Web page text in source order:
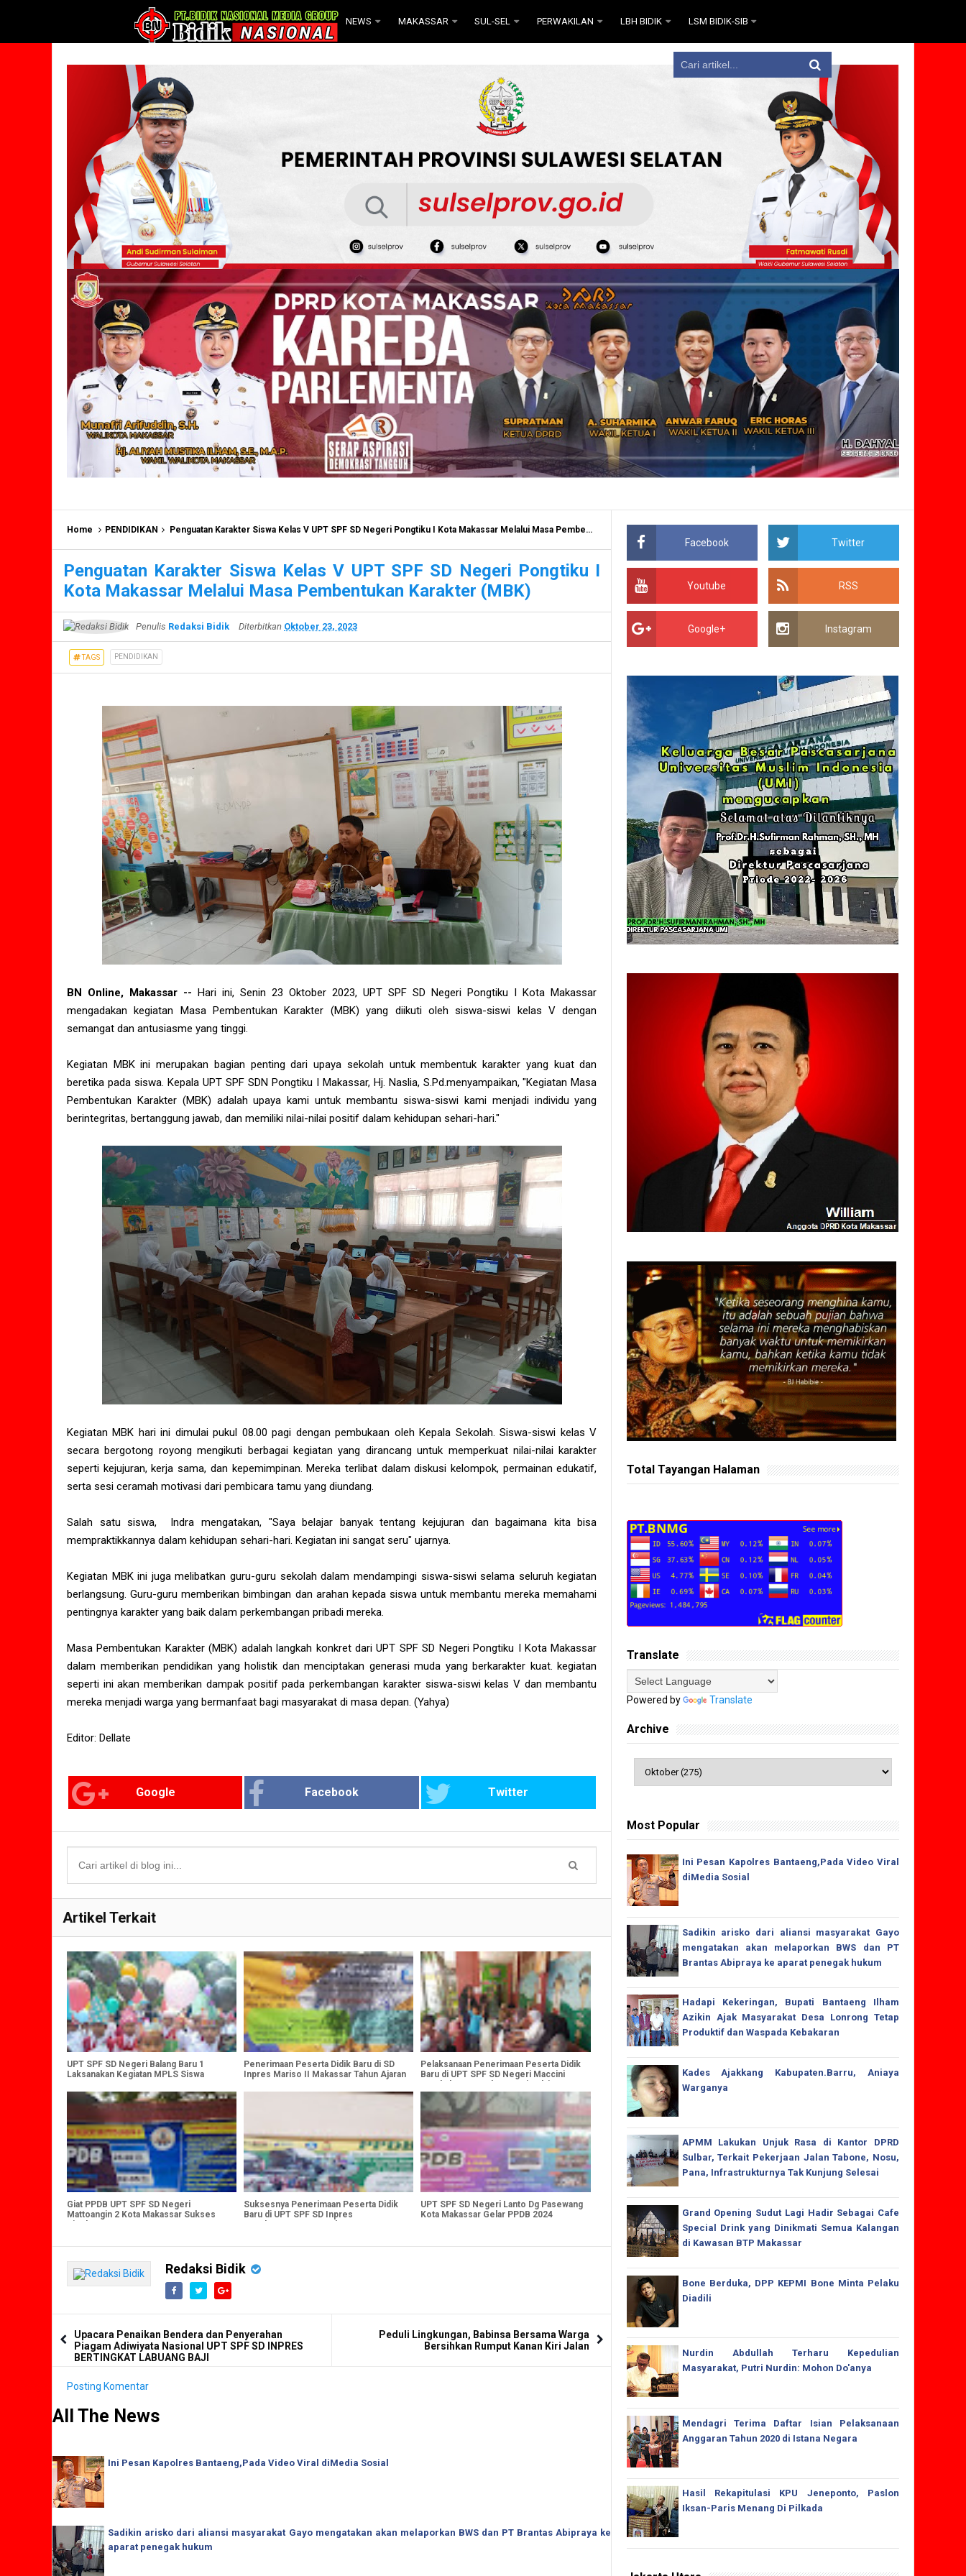
NEWS MAKASSAR SUL-SEL PERWAKILAN LBH BIDIK LSM BIDIK-SIB
Home PENDIDIKAN Penguatan Karakter Siswa Kelas V UPT SPF SD Negeri Pongtiku I Kota Makassar Melalui Masa Pembentukan Karakter (MBK)
Penguatan Karakter Siswa Kelas V UPT SPF SD Negeri Pongtiku I
Kota Makassar Melalui Masa Pembentukan Karakter (MBK)
Penulis Redaksi Bidik Diterbitkan Oktober 23, 2023
TAGS PENDIDIKAN
BN Online, Makassar --Hari ini, Senin 23 Oktober 2023, UPT SPF SD Negeri Pongtiku I Kota Makassar
mengadakan kegiatan Masa Pembentukan Karakter (MBK) yang diikuti oleh siswa-siswi kelas V dengan
semangat dan antusiasme yang tinggi.
Kegiatan MBK ini merupakan bagian penting dari upaya sekolah untuk membentuk karakter yang kuat dan
beretika pada siswa. Kepala UPT SPF SDN Pongtiku I Makassar, Hj. Naslia, S.Pd.menyampaikan, "Kegiatan Masa
Pembentukan Karakter (MBK) adalah upaya kami untuk membantu siswa-siswi kami menjadi individu yang
berintegritas, bertanggung jawab, dan memiliki nilai-nilai positif dalam kehidupan sehari-hari."
Kegiatan MBK hari ini dimulai pukul 08.00 pagi dengan pembukaan oleh Kepala Sekolah. Siswa-siswi kelas V
secara bergotong royong mengikuti berbagai kegiatan yang dirancang untuk memperkuat nilai-nilai karakter
seperti kejujuran, kerja sama, dan kepemimpinan. Mereka terlibat dalam diskusi kelompok, permainan edukatif,
serta sesi ceramah motivasi dari pembicara tamu yang diundang.
Salah satu siswa, Indra mengatakan, "Saya belajar banyak tentang kejujuran dan bagaimana kita bisa
mempraktikkannya dalam kehidupan sehari-hari. Kegiatan ini sangat seru" ujarnya.
Kegiatan MBK ini juga melibatkan guru-guru sekolah dalam mendampingi siswa-siswi selama seluruh kegiatan
berlangsung. Guru-guru memberikan bimbingan dan arahan kepada siswa untuk membantu mereka memahami
pentingnya karakter yang baik dalam perkembangan pribadi mereka.
Masa Pembentukan Karakter (MBK) adalah langkah konkret dari UPT SPF SD Negeri Pongtiku I Kota Makassar
dalam memberikan pendidikan yang holistik dan menciptakan generasi muda yang berkarakter kuat. kegiatan
seperti ini akan memberikan dampak positif pada perkembangan karakter siswa-siswi kelas V dan membantu
mereka menjadi warga yang bermanfaat bagi masyarakat di masa depan. (Yahya)
Editor: Dellate
Google Facebook Twitter
Artikel Terkait
UPT SPF SD Negeri Balang Baru 1
Laksanakan Kegiatan MPLS Siswa
Penerimaan Peserta Didik Baru di SD
Inpres Mariso II Makassar Tahun Ajaran
Pelaksanaan Penerimaan Peserta Didik
Baru di UPT SPF SD Negeri Maccini
Giat PPDB UPT SPF SD Negeri
Mattoangin 2 Kota Makassar Sukses
Suksesnya Penerimaan Peserta Didik
Baru di UPT SPF SD Inpres
UPT SPF SD Negeri Lanto Dg Pasewang
Kota Makassar Gelar PPDB 2024
Redaksi Bidik
Upacara Penaikan Bendera dan Penyerahan
Piagam Adiwiyata Nasional UPT SPF SD INPRES
BERTINGKAT LABUANG BAJI
Peduli Lingkungan, Babinsa Bersama Warga
Bersihkan Rumput Kanan Kiri Jalan
Posting Komentar
All The News
Ini Pesan Kapolres Bantaeng,Pada Video Viral diMedia Sosial
Sadikin arisko dari aliansi masyarakat Gayo mengatakan akan melaporkan BWS dan PT Brantas Abipraya ke
aparat penegak hukum
Facebook Twitter
Youtube RSS
Google+ Instagram
Total Tayangan Halaman
Translate
Powered by Translate
Archive
Most Popular
Ini Pesan Kapolres Bantaeng,Pada Video Viral
diMedia Sosial
Sadikin arisko dari aliansi masyarakat Gayo
mengatakan akan melaporkan BWS dan PT
Brantas Abipraya ke aparat penegak hukum
Hadapi Kekeringan, Bupati Bantaeng Ilham
Azikin Ajak Masyarakat Desa Lonrong Tetap
Produktif dan Waspada Kebakaran
Kades Ajakkang Kabupaten.Barru, Aniaya
Warganya
APMM Lakukan Unjuk Rasa di Kantor DPRD
Sulbar, Terkait Pekerjaan Jalan Tabone, Nosu,
Pana, Infrastrukturnya Tak Kunjung Selesai
Grand Opening Sudut Lagi Hadir Sebagai Cafe
Special Drink yang Dinikmati Semua Kalangan
di Kawasan BTP Makassar
Bone Berduka, DPP KEPMI Bone Minta Pelaku
Diadili
Nurdin Abdullah Terharu Kepedulian
Masyarakat, Putri Nurdin: Mohon Do'anya
Mendagri Terima Daftar Isian Pelaksanaan
Anggaran Tahun 2020 di Istana Negara
Hasil Rekapitulasi KPU Jeneponto, Paslon
Iksan-Paris Menang Di Pilkada